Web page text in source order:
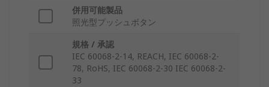
併用可能製品
照光型プッシュボタン
規格 / 承認
IEC 60068-2-14, REACH, IEC 60068-2-
78, RoHS, IEC 60068-2-30 IEC 60068-2-
33